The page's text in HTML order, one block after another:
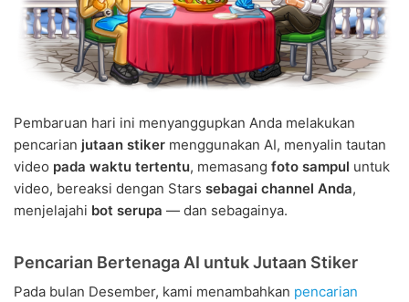
Pembaruan hari ini menyanggupkan Anda melakukan
pencarian jutaan stiker menggunakan AI, menyalin tautan
video pada waktu tertentu, memasang foto sampul untuk
video, bereaksi dengan Stars sebagai channel Anda,
menjelajahi bot serupa — dan sebagainya.
Pencarian Bertenaga AI untuk Jutaan Stiker
Pada bulan Desember, kami menambahkan pencarian